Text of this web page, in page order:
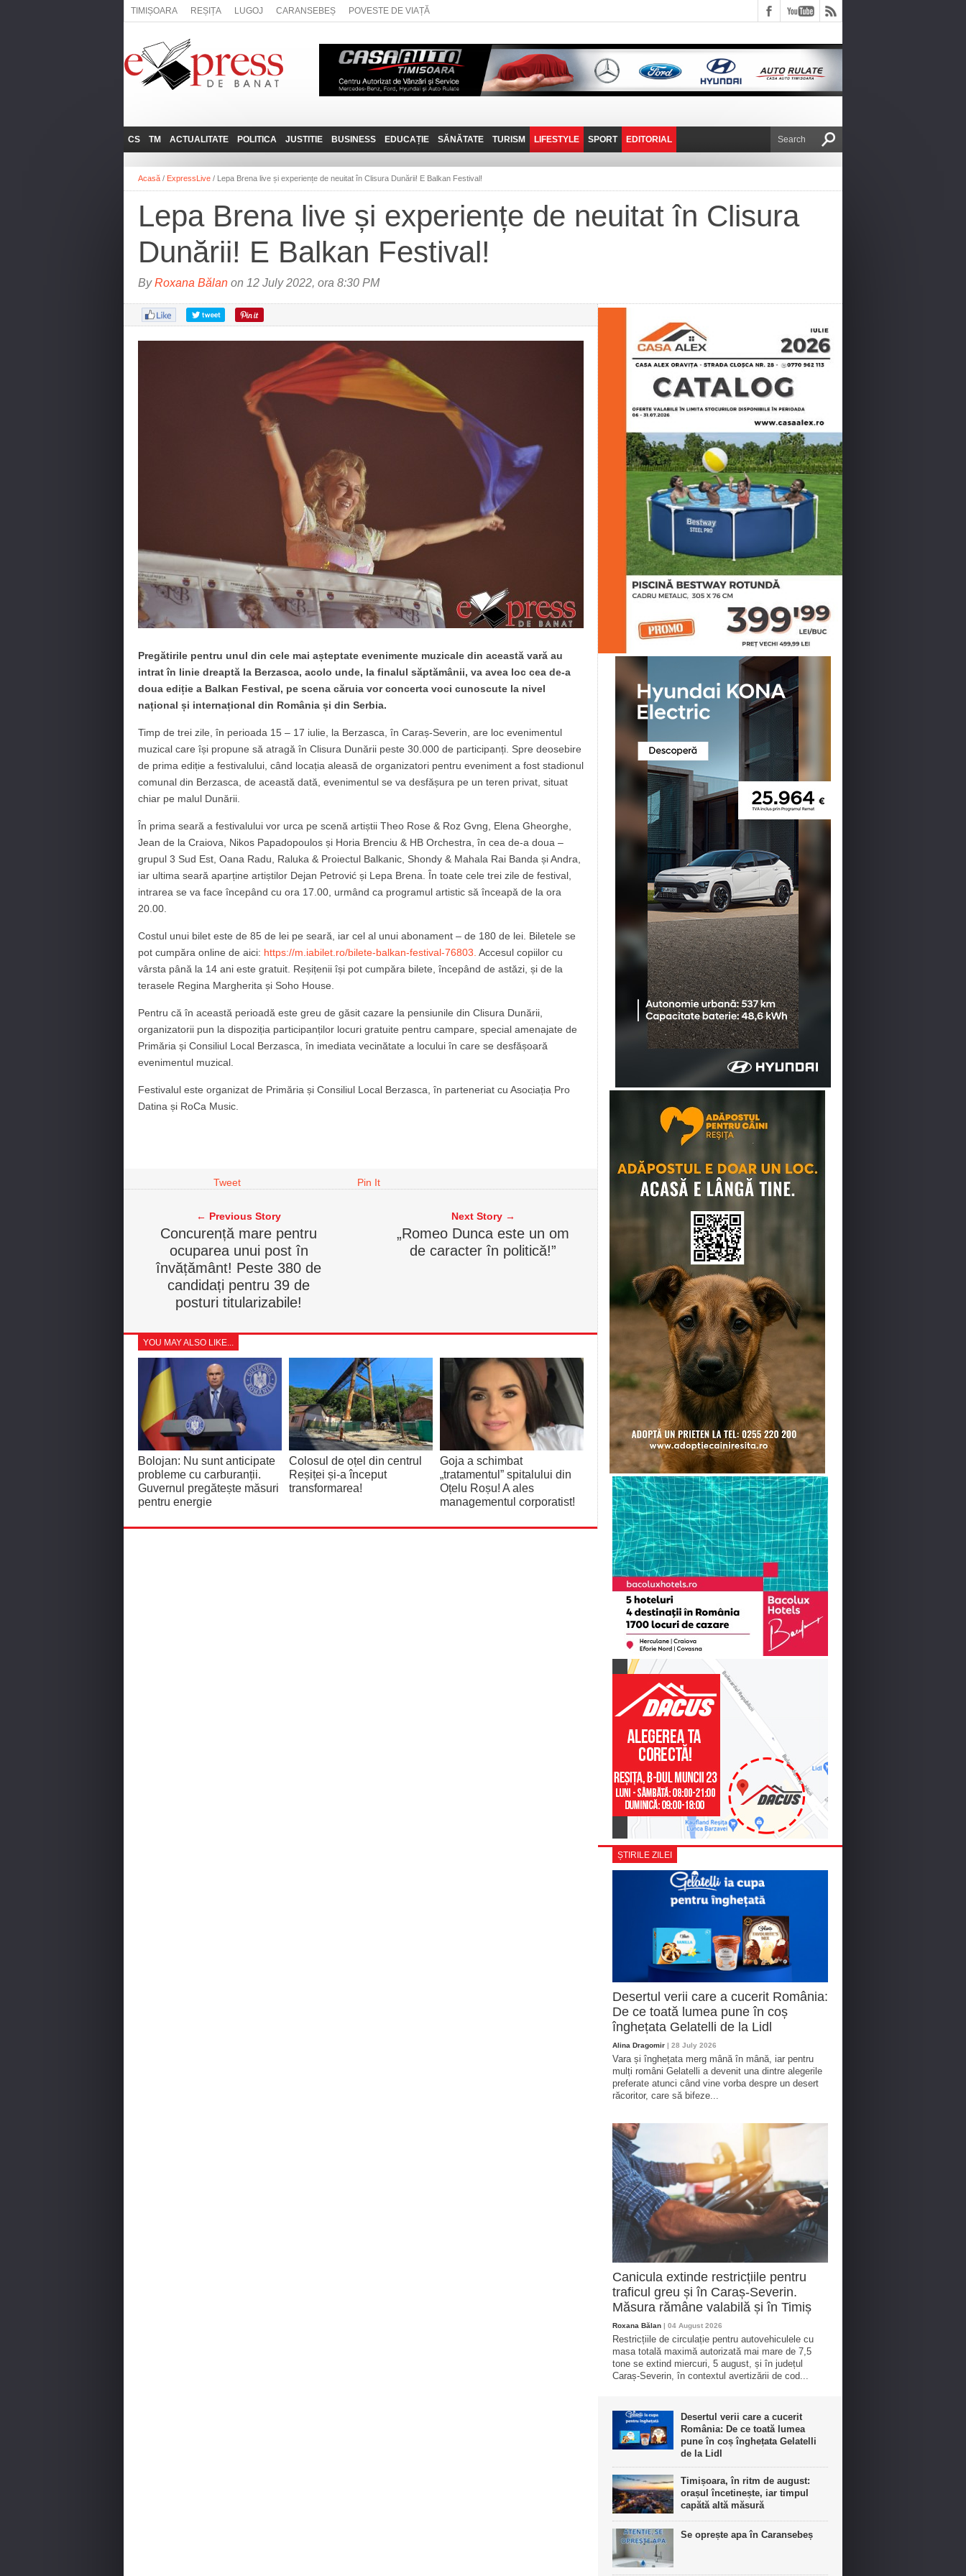
TIMIȘOARA REȘIȚA LUGOJ CARANSEBEȘ POVESTE DE VIAȚĂ
CS
REȘIȚA
CARANSEBEȘ
ANINA
BOCŞA
ORAVIȚA
OȚELU ROŞU
TM
LUGOJ
TIMIȘOARA
ACTUALITATE
ADMINISTRATIE
NAȚIONAL
SOCIAL
POLITICA
EXPRESSLIVE
INTERVIURILE
JUSTITIE BUSINESS
JOB-URI
TEHNIT
EDUCAȚIE SĂNĂTATE TURISM
PRIN MUNȚII
FANTASTICUL BANAT
LIFESTYLE
POVESTE DE VIAȚĂ
SPORT EDITORIAL
DE VICTOR NAFIRU
Acasă / ExpressLive / Lepa Brena live și experiențe de neuitat în Clisura Dunării! E Balkan Festival!
Lepa Brena live și experiențe de neuitat în Clisura
Dunării! E Balkan Festival!
ByRoxana Bălan on 12 July 2022, ora 8:30 PM
Pregătirile pentru unul din cele mai așteptate evenimente muzicale din această vară au
intrat în linie dreaptă la Berzasca, acolo unde, la finalul săptămânii, va avea loc cea de-a
doua ediție a Balkan Festival, pe scena căruia vor concerta voci cunoscute la nivel
național și internațional din România și din Serbia.
Timp de trei zile, în perioada 15 – 17 iulie, la Berzasca, în Caraș-Severin, are loc evenimentul
muzical care își propune să atragă în Clisura Dunării peste 30.000 de participanți. Spre deosebire
de prima ediție a festivalului, când locația aleasă de organizatori pentru eveniment a fost stadionul
comunal din Berzasca, de această dată, evenimentul se va desfășura pe un teren privat, situat
chiar pe malul Dunării.
În prima seară a festivalului vor urca pe scenă artiștii Theo Rose & Roz Gvng, Elena Gheorghe,
Jean de la Craiova, Nikos Papadopoulos și Horia Brenciu & HB Orchestra, în cea de-a doua –
grupul 3 Sud Est, Oana Radu, Raluka & Proiectul Balkanic, Shondy & Mahala Rai Banda și Andra,
iar ultima seară aparține artiștilor Dejan Petrović și Lepa Brena. În toate cele trei zile de festival,
intrarea se va face începând cu ora 17.00, urmând ca programul artistic să înceapă de la ora
20.00.
Costul unui bilet este de 85 de lei pe seară, iar cel al unui abonament – de 180 de lei. Biletele se
pot cumpăra online de aici: https://m.iabilet.ro/bilete-balkan-festival-76803. Accesul copiilor cu
vârsta până la 14 ani este gratuit. Reșițenii își pot cumpăra bilete, începând de astăzi, și de la
terasele Regina Margherita și Soho House.
Pentru că în această perioadă este greu de găsit cazare la pensiunile din Clisura Dunării,
organizatorii pun la dispoziția participanților locuri gratuite pentru campare, special amenajate de
Primăria și Consiliul Local Berzasca, în imediata vecinătate a locului în care se desfășoară
evenimentul muzical.
Festivalul este organizat de Primăria și Consiliul Local Berzasca, în parteneriat cu Asociația Pro
Datina și RoCa Music.
Tweet Pin It
← Previous Story
Concurență mare pentru
ocuparea unui post în
învățământ! Peste 380 de
candidați pentru 39 de
posturi titularizabile!
Next Story →
„Romeo Dunca este un om
de caracter în politică!”
YOU MAY ALSO LIKE...
Bolojan: Nu sunt anticipate
probleme cu carburanții.
Guvernul pregătește măsuri
pentru energie
Colosul de oțel din centrul
Reșiței și-a început
transformarea!
Goja a schimbat
„tratamentul” spitalului din
Oțelu Roșu! A ales
managementul corporatist!
ȘTIRILE ZILEI
Desertul verii care a cucerit România:
De ce toată lumea pune în coș
înghețata Gelatelli de la Lidl
Alina Dragomir | 28 July 2026
Vara și înghețata merg mână în mână, iar pentru
mulți români Gelatelli a devenit una dintre alegerile
preferate atunci când vine vorba despre un desert
răcoritor, care să bifeze...
Canicula extinde restricțiile pentru
traficul greu și în Caraș-Severin.
Măsura rămâne valabilă și în Timiș
Roxana Bălan | 04 August 2026
Restricțiile de circulație pentru autovehiculele cu
masa totală maximă autorizată mai mare de 7,5
tone se extind miercuri, 5 august, și în județul
Caraș-Severin, în contextul avertizării de cod...
Desertul verii care a cucerit
România: De ce toată lumea
pune în coș înghețata Gelatelli
de la Lidl
Timișoara, în ritm de august:
orașul încetinește, iar timpul
capătă altă măsură
Se oprește apa în Caransebeș